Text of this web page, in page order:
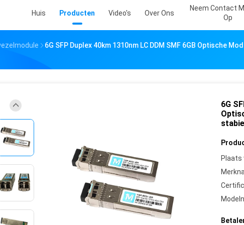
Huis Producten Video's Over Ons
Neem Contact
Op
6G SFP Duplex 40km 1310nm LC DDM SMF 6GB Optische
6G
Plaats